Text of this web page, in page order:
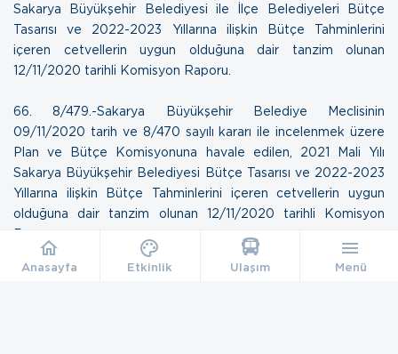
Sakarya Büyükşehir Belediyesi ile İlçe Belediyeleri Bütçe
Tasarısı ve 2022-2023 Yıllarına ilişkin Bütçe Tahminlerini
içeren cetvellerin uygun olduğuna dair tanzim olunan
12/11/2020 tarihli Komisyon Raporu
66. 8/479.-Sakarya Büyükşehir Belediye Meclisinin
09/11/2020 tarih ve 8/470 sayılı kararı ile incelenmek üzere
Plan ve Bütçe Komisyonuna havale edilen, 2021 Mali Yılı
Sakarya Büyükşehir Belediyesi Bütçe Tasarısı ve 2022-2023
Yıllarına ilişkin Bütçe Tahminlerini içeren cetvellerin uygun
olduğuna dair tanzim olunan 12/11/2020 tarihli Komisyon
Raporu
Anasayfa Etkinlik Ulaşım Menü